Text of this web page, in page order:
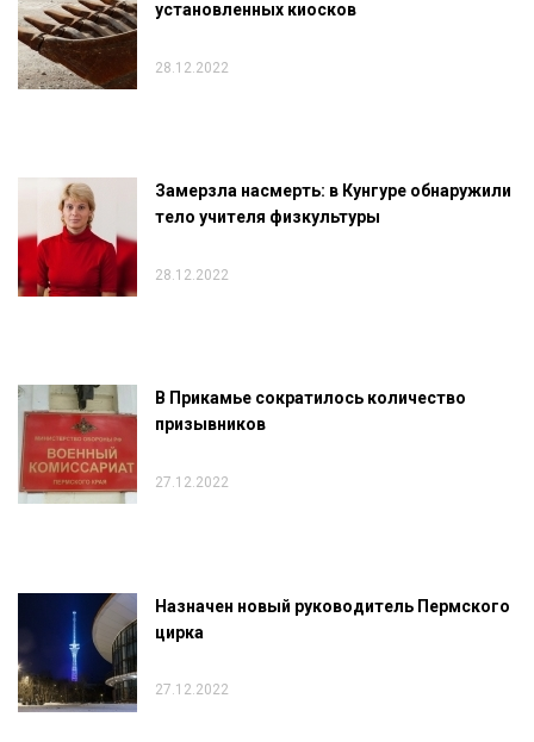
установленных киосков
28.12.2022
Замерзла насмерть: в Кунгуре обнаружили
тело учителя физкультуры
28.12.2022
В Прикамье сократилось количество
призывников
27.12.2022
Назначен новый руководитель Пермского
цирка
27.12.2022